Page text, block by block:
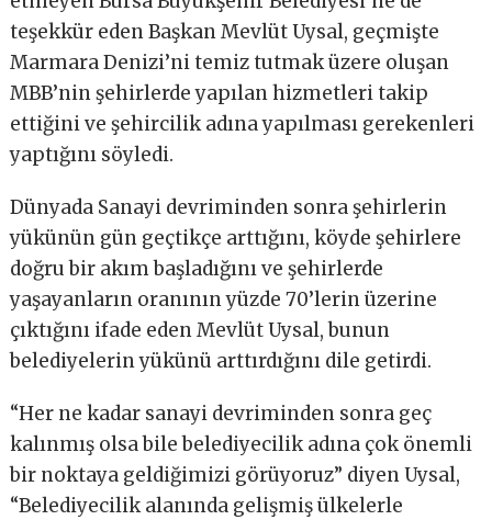
teşekkür eden Başkan Mevlüt Uysal, geçmişte
Marmara Denizi’ni temiz tutmak üzere oluşan
MBB’nin şehirlerde yapılan hizmetleri takip
ettiğini ve şehircilik adına yapılması gerekenleri
yaptığını söyledi.
Dünyada Sanayi devriminden sonra şehirlerin
yükünün gün geçtikçe arttığını, köyde şehirlere
doğru bir akım başladığını ve şehirlerde
yaşayanların oranının yüzde 70’lerin üzerine
çıktığını ifade eden Mevlüt Uysal, bunun
belediyelerin yükünü arttırdığını dile getirdi.
“Her ne kadar sanayi devriminden sonra geç
kalınmış olsa bile belediyecilik adına çok önemli
bir noktaya geldiğimizi görüyoruz” diyen Uysal,
“Belediyecilik alanında gelişmiş ülkelerle